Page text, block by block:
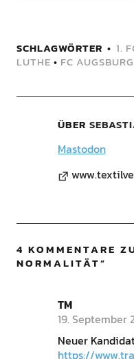
SCHLAGWÖRTER 1.
LUTHE • FC AUGSBURG
ÜBER
Mastodon
4 KOMMENTARE
NORMALITÄT”
TM
19. September
Neuer
https://